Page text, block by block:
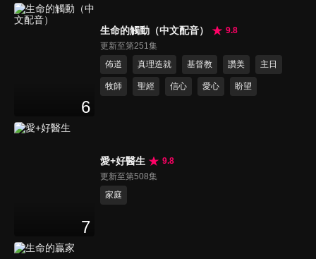
6
生命的觸動（中文配音）
9.8
更新至第251集
佈道
真理造就 基督教 讚美 主日
牧師 聖經 信心 愛心 盼望
7
愛+好醫生
9.8
更新至第508集
家庭